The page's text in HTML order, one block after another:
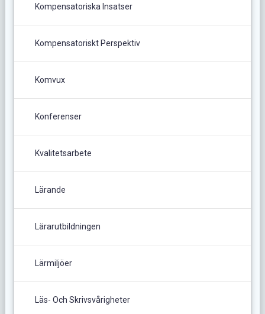
Kompensatoriska Insatser
Kompensatoriskt Perspektiv
Komvux
Konferenser
Kvalitetsarbete
Lärande
Lärarutbildningen
Lärmiljöer
Läs- Och Skrivsvårigheter